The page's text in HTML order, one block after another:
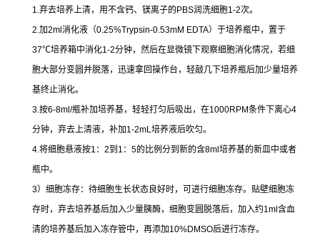
1. 弃去培养上清，用不含钙、镁离子的PBS润洗细胞1-2次。
2. 加2ml消化液（0.25%Trypsin-0.53mM EDTA）于培养瓶中，置于
37℃培养箱中消化1-2分钟，然后在显微镜下观察细胞消化情况，若细
胞大部分变圆并脱落，迅速拿回操作台，轻敲几下培养瓶后加少量培养
基终止消化。
3. 按6-8ml/瓶补加培养基，轻轻打匀后吸出，在1000RPM条件下离心4
分钟，弃去上清液，补加1-2mL 培养液后吹匀。
4. 将细胞悬液按1 ： 2到 1 ： 5的比例分到新的含8ml培养基的新皿中或者
瓶中。
3）细胞冻存：待细胞生长状态良好时，可进行细胞冻存。贴壁细胞冻
存时，弃去培养基后加入少量胰酶，细胞变圆脱落后，加入约1ml含血
清的培养基后加入冻存管中，再添加10%DMSO后进行冻存。